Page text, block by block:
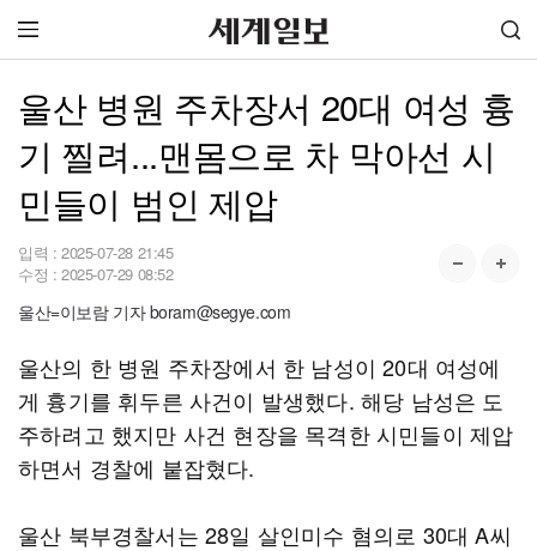
울산 병원 주차장서 20대 여성 흉
기 찔려...맨몸으로 차 막아선 시
민들이 범인 제압
입력 : 2025-07-28 21:45
수정 : 2025-07-29 08:52
울산=이보람 기자 boram@segye.com
울산의 한 병원 주차장에서 한 남성이 20대 여성에
게 흉기를 휘두른 사건이 발생했다. 해당 남성은 도
주하려고 했지만 사건 현장을 목격한 시민들이 제압
하면서 경찰에 붙잡혔다.
울산 북부경찰서는 28일 살인미수 혐의로 30대 A씨